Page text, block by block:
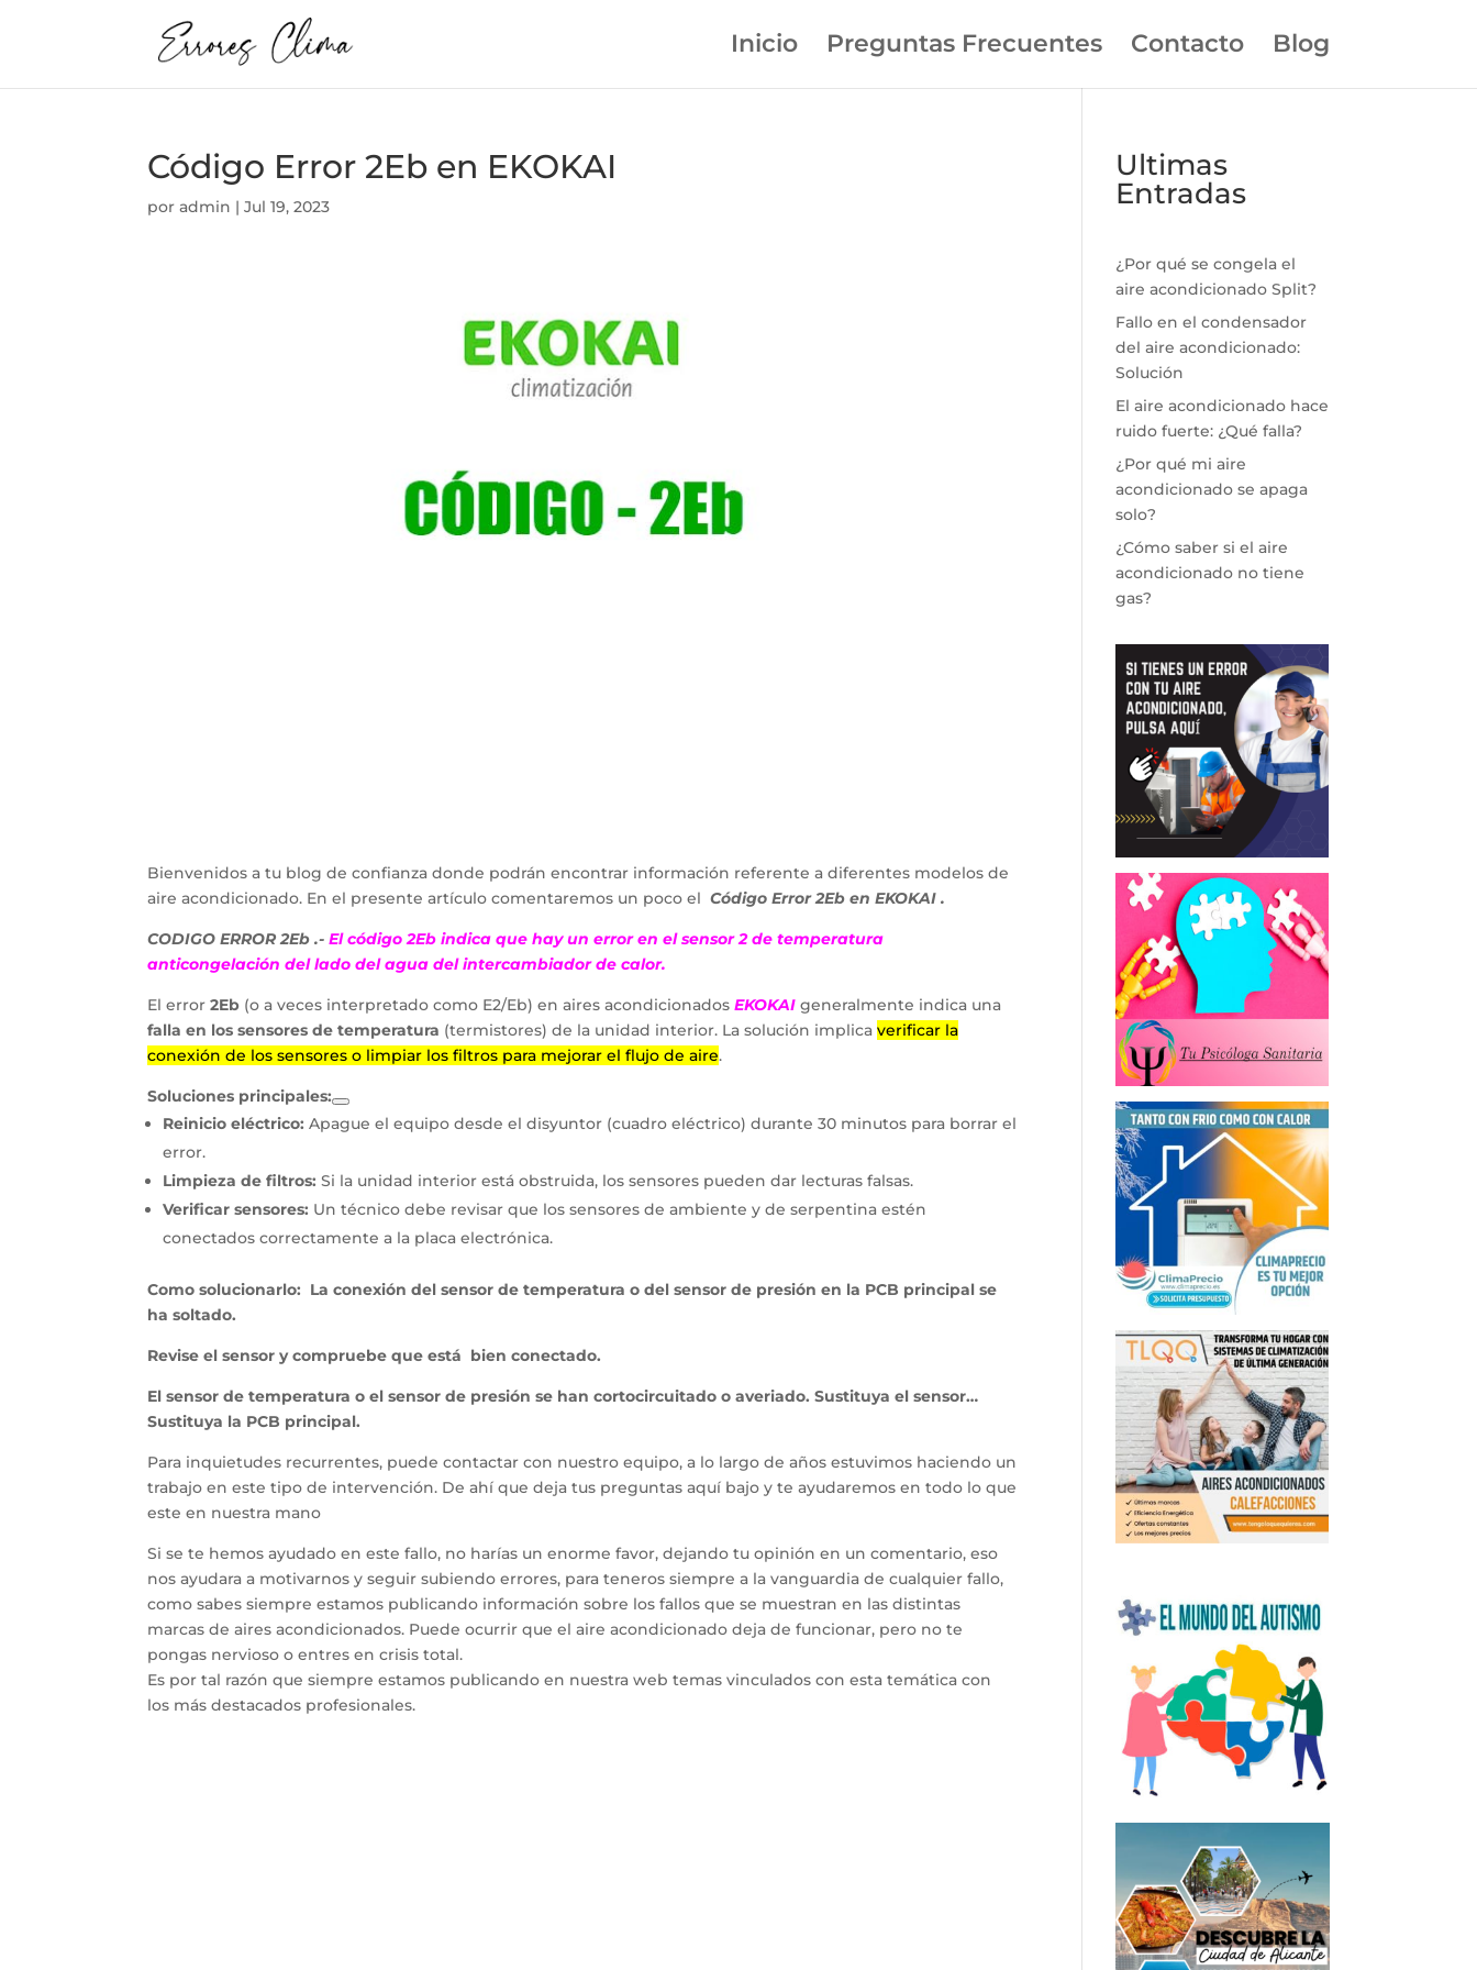
Inicio Preguntas Frecuentes Contacto Blog
Código Error 2Eb en EKOKAI
poradmin |Jul 19, 2023
Bienvenidos a tu blog de confianza donde podrán encontrar información referente a diferentes modelos de
aire acondicionado. En el presente artículo comentaremos un poco elCódigo Error 2Eb en EKOKAI .
CODIGO ERROR 2Eb .-El código 2Eb indica que hay un error en el sensor 2 de temperatura
anticongelación del lado del agua del intercambiador de calor.
El error2Eb (o a veces interpretado como E2/Eb) en aires acondicionadosEKOKAI generalmente indica una
falla en los sensores de temperatura (termistores) de la unidad interior. La solución implicaverificar la
conexión de los sensores o limpiar los filtros para mejorar el flujo de aire.
Soluciones principales:
Reinicio eléctrico: Apague el equipo desde el disyuntor (cuadro eléctrico) durante 30 minutos para borrar el
error.
Limpieza de filtros: Si la unidad interior está obstruida, los sensores pueden dar lecturas falsas.
Verificar sensores: Un técnico debe revisar que los sensores de ambiente y de serpentina estén
conectados correctamente a la placa electrónica.
Como solucionarlo: La conexión del sensor de temperatura o del sensor de presión en la PCB principal se
ha soltado.
Revise el sensor y compruebe que está bien conectado.
El sensor de temperatura o el sensor de presión se han cortocircuitado o averiado. Sustituya el sensor…
Sustituya la PCB principal.
Para inquietudes recurrentes, puede contactar con nuestro equipo, a lo largo de años estuvimos haciendo un
trabajo en este tipo de intervención. De ahí que deja tus preguntas aquí bajo y te ayudaremos en todo lo que
este en nuestra mano
Si se te hemos ayudado en este fallo, no harías un enorme favor, dejando tu opinión en un comentario, eso
nos ayudara a motivarnos y seguir subiendo errores, para teneros siempre a la vanguardia de cualquier fallo,
como sabes siempre estamos publicando información sobre los fallos que se muestran en las distintas
marcas de aires acondicionados. Puede ocurrir que el aire acondicionado deja de funcionar, pero no te
pongas nervioso o entres en crisis total.
Es por tal razón que siempre estamos publicando en nuestra web temas vinculados con esta temática con
los más destacados profesionales.
Ultimas
Entradas
¿Por qué se congela el
aire acondicionado Split?
Fallo en el condensador
del aire acondicionado:
Solución
El aire acondicionado hace
ruido fuerte: ¿Qué falla?
¿Por qué mi aire
acondicionado se apaga
solo?
¿Cómo saber si el aire
acondicionado no tiene
gas?